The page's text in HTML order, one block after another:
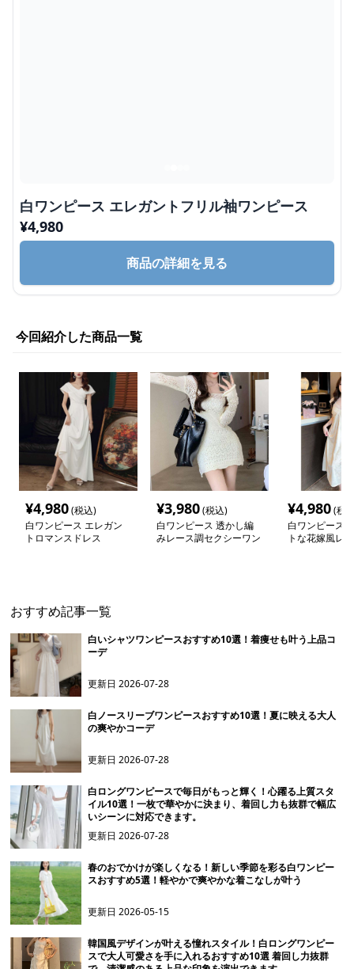
白ワンピース エレガントフリル袖ワンピース
¥4,980
商品の詳細を見る
今回紹介した商品一覧
¥4,980(税込)
白ワンピース エレガン
トロマンスドレス
¥3,980(税込)
白ワンピース 透かし編
みレース調セクシーワン
¥4,980(税
白ワンピース
トな花嫁風レ
おすすめ記事一覧
白いシャツワンピースおすすめ10選！着痩せも叶う上品コ
ーデ
更新日2026-07-28
白ノースリーブワンピースおすすめ10選！夏に映える大人
の爽やかコーデ
更新日2026-07-28
白ロングワンピースで毎日がもっと輝く！心躍る上質スタ
イル10選！一枚で華やかに決まり、着回し力も抜群で幅広
いシーンに対応できます。
更新日2026-07-28
春のおでかけが楽しくなる！新しい季節を彩る白ワンピー
スおすすめ5選！軽やかで爽やかな着こなしが叶う
更新日2026-05-15
韓国風デザインが叶える憧れスタイル！白ロングワンピー
スで大人可愛さを手に入れるおすすめ10選 着回し力抜群